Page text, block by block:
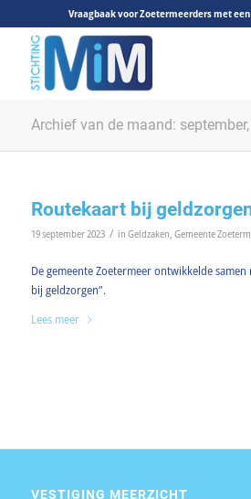
Vraagbaak voor Zoetermeerders met
Archief van de maand:
Routekaart bij
19 september 2023 / in Geldzaken, Gemeente
De gemeente Zoetermeer ontwikkelde samen
bij geldzorgen”.
Lees meer
VESTIGING MEERZICHT